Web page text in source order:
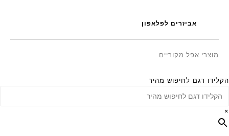
אביזרים לפלאפון
מוצרי אפל מקוריים
הקלידו דגם לחיפוש מהיר
×